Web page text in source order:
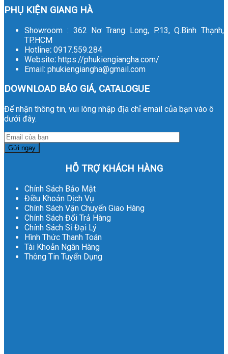
PHỤ KIỆN GIANG HÀ
Showroom : 362 Nơ Trang Long, P.13, Q.Bình Thạnh,
TP.HCM
Hotline: 0917.559.284
Website: https://phukiengiangha.com/
Email: phukiengiangha@gmail.com
DOWNLOAD BÁO GIÁ, CATALOGUE
Để nhận thông tin, vui lòng nhập địa chỉ email của bạn vào ô
dưới đây.
HỖ TRỢ KHÁCH HÀNG
Chính Sách Bảo Mật
Điều Khoản Dịch Vụ
Chính Sách Vận Chuyển Giao Hàng
Chính Sách Đổi Trả Hàng
Chính Sách Sỉ Đại Lý
Hình Thức Thanh Toán
Tài Khoản Ngân Hàng
Thông Tin Tuyển Dụng